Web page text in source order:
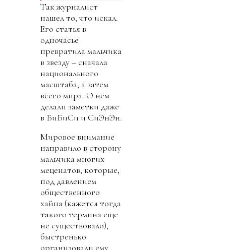
Так журналист
нашел то, что искал.
Его статья в
одночасье
превратила мальчика
в звезду – сначала
национального
масштаба, а затем
всего мира. О нем
делали заметки даже
в БиБиСи и СиЭнЭн.
Мировое внимание
направило в сторону
мальчика многих
меценатов, которые,
под давлением
общественного
хайпа (кажется тогда
такого термина еще
не существовало),
быстренько
организовали ему